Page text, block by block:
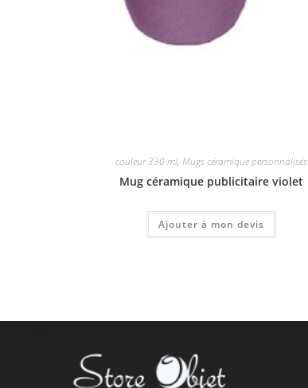
couleur 330 ml, Mugs céramique personnalisés
Mug céramique publicitaire violet
Ajouter à mon devis